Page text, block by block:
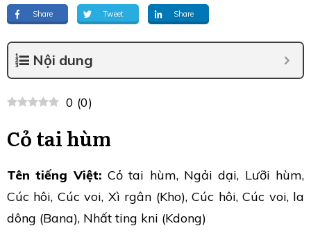
Share Tweet Share
Nội dung
0 (0)
Cỏ tai hùm
Tên tiếng Việt: Cỏ tai hùm, Ngải dại, Lưỡi hùm,
Cúc hôi, Cúc voi, Xì rgân (Kho), Cúc hôi, Cúc voi, la
dông (Bana), Nhất ting kni (Kdong)